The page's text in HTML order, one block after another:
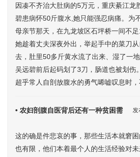
因凑不齐治大肚病的5万元，重庆綦江龙
碧患病怀50斤腹水,她只能强忍病痛。为
母亲节那天，在九龙坡区石坪桥一间不足
她趁着丈夫深夜外出，举起手中的菜刀
去，肚里50多斤黄水流了出来、湿了一
吴远碧前后起码划了3刀，肠道也被划伤
超乎常人自剖放腹水的勇气唏嘘叹息时
• 农妇剖腹自医背后还有一种贫困需 发
这的确是件悲哀的事，那些生活本就窘
也有限，他们本着最个人的生活经验对